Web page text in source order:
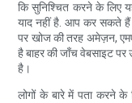
कि सुनिश्चित करने के लिए
याद नहीं है. आप कर सकते हैं
पर खोज की तरह अमेज़न,
है बाहर की जाँच वेबसाइट
है।
लोगों के बारे में पता करने के